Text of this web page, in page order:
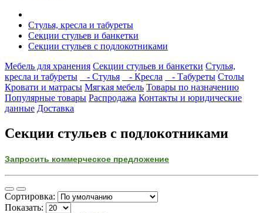
Стулья, кресла и табуреты
Секции стульев и банкетки
Секции стульев с подлокотниками
Мебель для хранения Секции стульев и банкетки Стулья,
кресла и табуреты
- Стулья - Кресла - Табуреты Столы
Кровати и матрасы Мягкая мебель Товары по назначению
Популярные товары Распродажа Контакты и юридические
данные Доставка
Секции стульев с подлокотниками
Запросить коммерческое предложение
Сортировка:
Показать: